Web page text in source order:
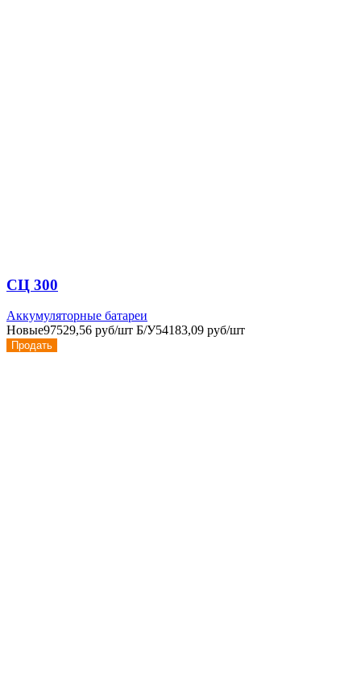
СЦ 300
Аккумуляторные батареи
Новые97529,56 руб/шт Б/У54183,09 руб/шт
Продать